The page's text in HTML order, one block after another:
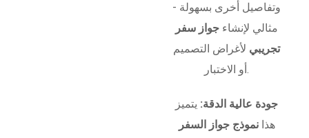
وتفاصيل أخرى بسهولة -
مثالي لإنشاء جواز سفر
تجريبي لأغراض التصميم
أو الاختبار.
جودة عالية الدقة: يتميز
هذانموذج جواز السفر